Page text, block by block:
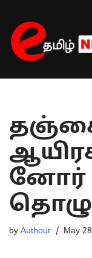
Skip
to
content
னோர்
by Authour May